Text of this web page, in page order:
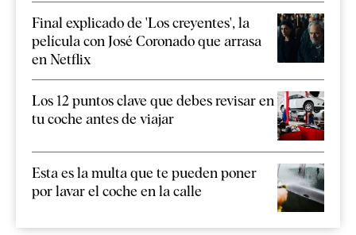
Final explicado de 'Los creyentes', la
película con José Coronado que arrasa
en Netflix
Los 12 puntos clave que debes revisar en
tu coche antes de viajar
Esta es la multa que te pueden poner
por lavar el coche en la calle